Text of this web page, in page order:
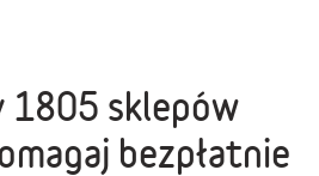
1805 sklepów
bezpłatnie